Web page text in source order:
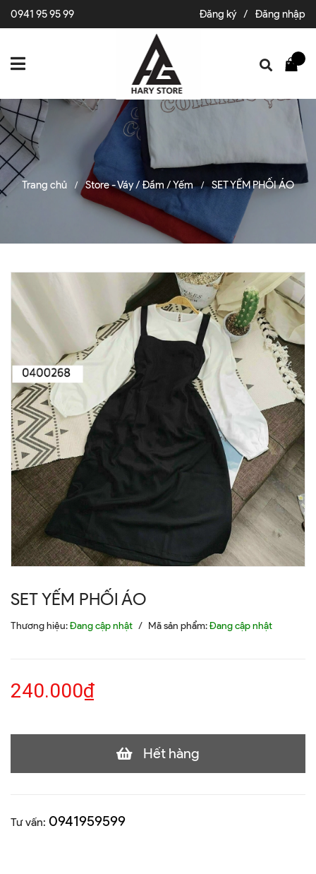
0941 95 95 99 Đăng ký / Đăng nhập
Trang chủ / Store - Váy / Đầm / Yếm / SET YẾM PHỐI ÁO
SET YẾM PHỐI ÁO
Thương hiệu:Đang cập nhật / Mã sản phẩm:Đang cập nhật
240.000₫
Hết hàng
Tư vấn: 0941959599